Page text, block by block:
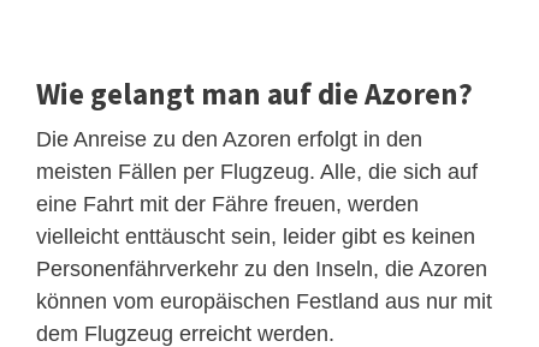
Wie gelangt man auf die Azoren?
Die Anreise zu den Azoren erfolgt in den
meisten Fällen per Flugzeug. Alle, die sich auf
eine Fahrt mit der Fähre freuen, werden
vielleicht enttäuscht sein, leider gibt es keinen
Personenfährverkehr zu den Inseln, die Azoren
können vom europäischen Festland aus nur mit
dem Flugzeug erreicht werden.